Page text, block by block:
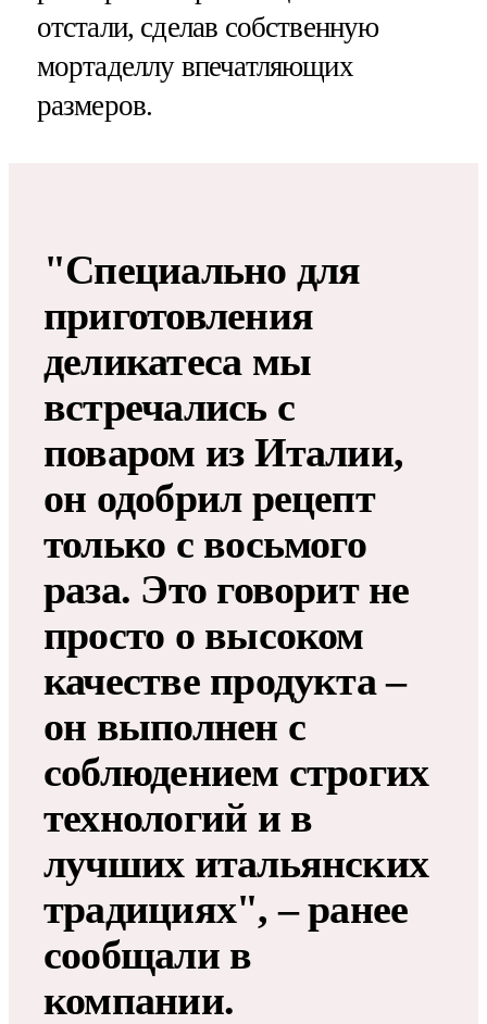
отстали, сделав собственную
мортаделлу впечатляющих
размеров.
"Специально для
приготовления
деликатеса мы
встречались с
поваром из Италии,
он одобрил рецепт
только с восьмого
раза. Это говорит не
просто о высоком
качестве продукта –
он выполнен с
соблюдением строгих
технологий и в
лучших итальянских
традициях", – ранее
сообщали в
компании.